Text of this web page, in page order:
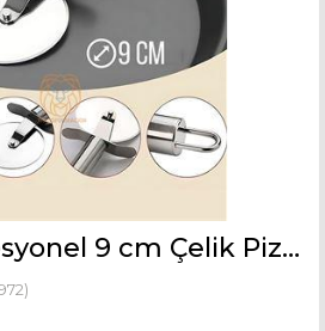
ModaCar Profesyonel 9 cm Çelik Pizza Kesici Ignacio Design